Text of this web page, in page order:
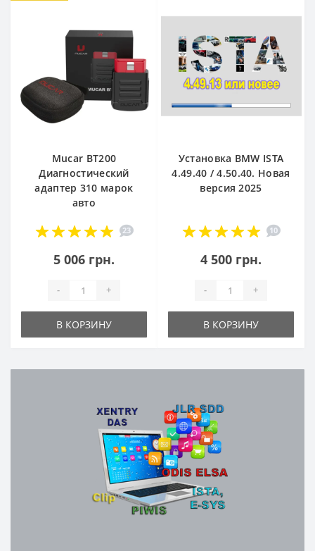
Mucar BT200
Диагностический
адаптер 310 марок
авто
23
5 006 грн.
- +
В КОРЗИНУ
Установка BMW ISTA
4.49.40 / 4.50.40. Новая
версия 2025
10
4 500 грн.
- +
В КОРЗИНУ